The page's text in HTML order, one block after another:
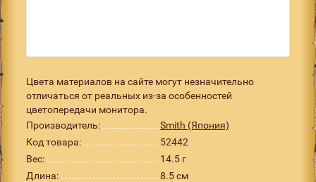
Цвета материалов на сайте могут незначительно
отличаться от реальных из-за особенностей
цветопередачи монитора.
Производитель:
Smith (Япония)
Код товара:
52442
Вес:
14.5 г
Длина:
8.5 см